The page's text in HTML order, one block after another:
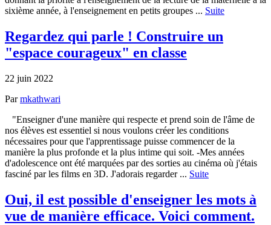
sixième année, à l'enseignement en petits groupes ... Suite
Regardez qui parle ! Construire un
"espace courageux" en classe
22 juin 2022
Parmkathwari
"Enseigner d'une manière qui respecte et prend soin de l'âme de
nos élèves est essentiel si nous voulons créer les conditions
nécessaires pour que l'apprentissage puisse commencer de la
manière la plus profonde et la plus intime qui soit. -Mes années
d'adolescence ont été marquées par des sorties au cinéma où j'étais
fasciné par les films en 3D. J'adorais regarder ... Suite
Oui, il est possible d'enseigner les mots à
vue de manière efficace. Voici comment.